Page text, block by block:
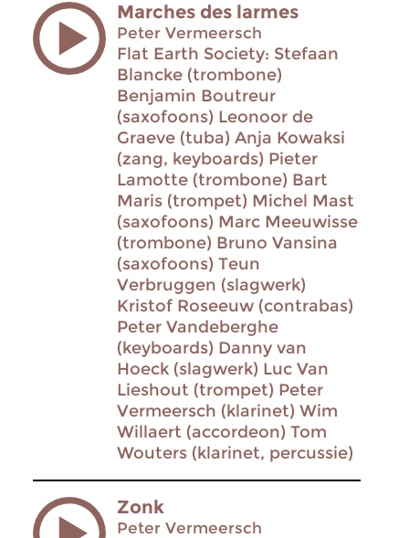
Marches des larmes
Peter Vermeersch
Flat Earth Society: Stefaan
Blancke (trombone)
Benjamin Boutreur
(saxofoons) Leonoor de
Graeve (tuba) Anja Kowaksi
(zang, keyboards) Pieter
Lamotte (trombone) Bart
Maris (trompet) Michel Mast
(saxofoons) Marc Meeuwisse
(trombone) Bruno Vansina
(saxofoons) Teun
Verbruggen (slagwerk)
Kristof Roseeuw (contrabas)
Peter Vandeberghe
(keyboards) Danny van
Hoeck (slagwerk) Luc Van
Lieshout (trompet) Peter
Vermeersch (klarinet) Wim
Willaert (accordeon) Tom
Wouters (klarinet, percussie)
Zonk
Peter Vermeersch